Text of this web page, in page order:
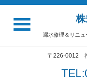
漏水修理＆リニュ
〒226-0012